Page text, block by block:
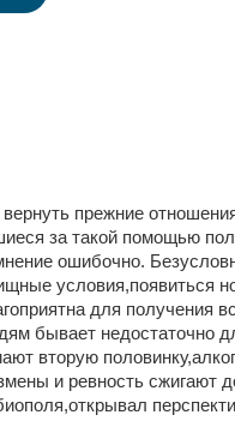
вернуть прежние
за такой помощью
ошибочно.
условия,появиться
для получения
бывает недостаточно
вторую
и ревность сжигают